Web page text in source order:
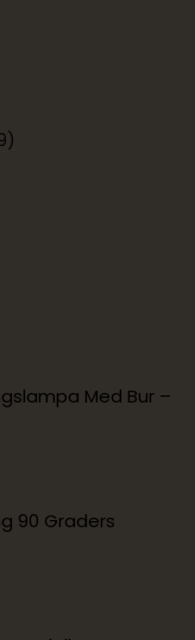
Med Bur –
90 Graders